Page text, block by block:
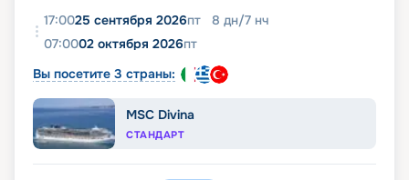
17:0025 сентября 2026пт 8 дн/7 нч
07:0002 октября 2026пт
Вы посетите 3 страны:
MSC Divina
СТАНДАРТ